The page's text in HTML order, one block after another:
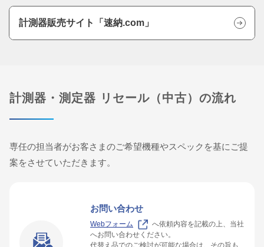
計測器販売サイト「速納.com」
計測器・測定器 リセール（中古）の流れ
専任の担当者がお客さまのご希望機種やスペックを基にご提
案をさせていただきます。
お問い合わせ
Webフォーム
へ依頼内容を記載の上、当社
へお問い合わせください。
代替え品でのご検討が可能な場合は、その旨も